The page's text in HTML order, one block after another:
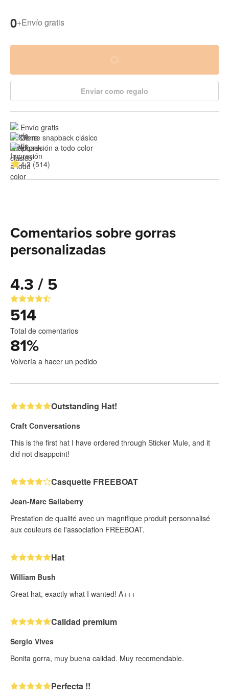
0+Envío gratis
Enviar como regalo
Envío gratis
Cierre snapback clásico
Impresión a todo color
4.3 (514)
Comentarios sobre gorras
personalizadas
4.3 / 5
514
Total de comentarios
81%
Volvería a hacer un pedido
Outstanding Hat!
Craft Conversations
This is the first hat I have ordered through Sticker Mule, and it
did not disappoint!
Casquette FREEBOAT
Jean-Marc Sallaberry
Prestation de qualité avec un magnifique produit personnalisé
aux couleurs de l'association FREEBOAT.
Hat
William Bush
Great hat, exactly what I wanted! A+++
Calidad premium
Sergio Vives
Bonita gorra, muy buena calidad. Muy recomendable.
Perfecta !!